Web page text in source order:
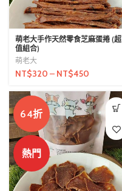
萌老大手作天然零食芝麻蛋捲 (超
值組合)
萌老大
NT$320 – NT$450
64折
熱門